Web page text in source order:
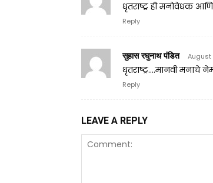
धृतराष्ट्र ही मनोवेधक
Reply
सुहास रघुनाथ पंडित August
धृतराष्ट्र….मानवी मनाचे
Reply
LEAVE A REPLY